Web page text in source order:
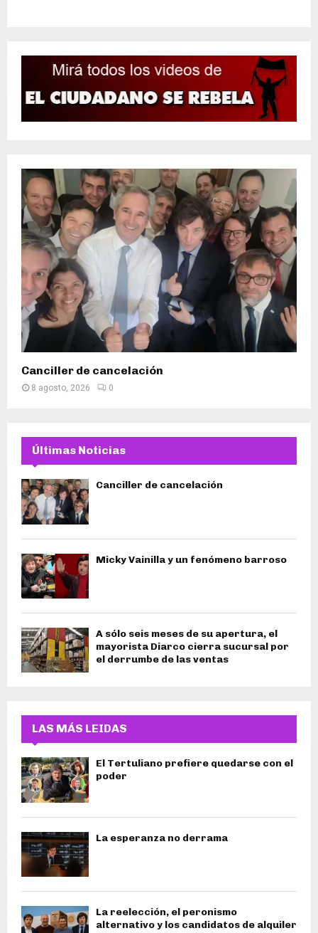
Canciller de cancelación
8 agosto, 2026 0
Últimas Noticias
Canciller de cancelación
Micky Vainilla y un fenómeno barroso
A sólo seis meses de su apertura, el
mayorista Diarco cierra sucursal por
el derrumbe de las ventas
LAS MÁS LEIDAS
El Tertuliano prefiere quedarse con el
poder
La esperanza no derrama
La reelección, el peronismo
alternativo y los candidatos de alquiler